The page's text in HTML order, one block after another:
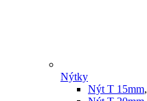
Nýtky
Nýt T 15mm,